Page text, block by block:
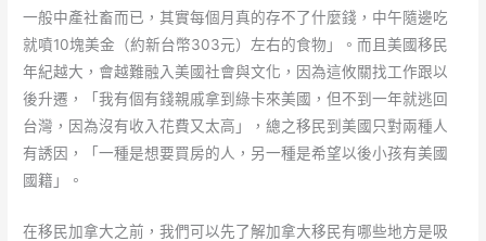
一般中產社畜而已，其實每個月真的存不了什麼錢，中午隨邊吃
就噴10塊美金（約新台幣303元）左右的食物」。而且美國移民
年紀越大，會越難融入美國社會與文化，因為這攸關找工作跟以
後升遷，「我有個有錢親戚拿到綠卡來美國，但不到一年就逃回
台灣，因為沒有收入花費又太高」，總之移民到美國只對兩種人
有誘因，「一種是想要買房的人，另一種是希望以後小孩有美國
國籍」。
在移民加拿大之前，我們可以先了解加拿大移民有哪些地方是吸